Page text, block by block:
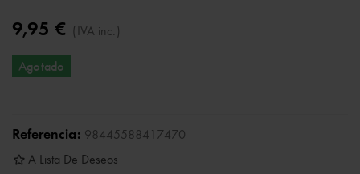
9,95 € (IVA inc.)
Agotado
Referencia: 98445588417470
A Lista De Deseos